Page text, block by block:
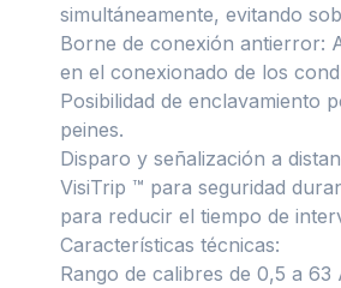
simultáneamente, evitando
Borne de conexión antierror:
en el conexionado de los
Posibilidad de enclavamiento
peines.
Disparo y señalización a
VisiTrip ™ para seguridad
para reducir el tiempo de
Características técnicas:
Rango de calibres de 0,5 a 63